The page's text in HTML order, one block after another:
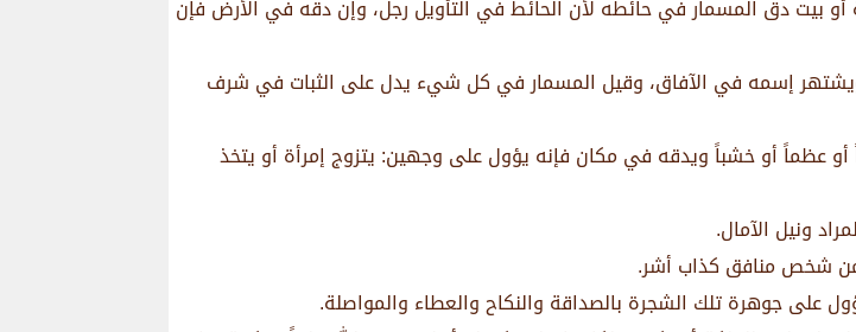
دق المسمار في حائطه لأن الحائط في التأويل رجل، وإن دقه في الأرض فإن
إسمه في الآفاق، وقيل المسمار في كل شيء يدل على الثبات في شرف
عظماً أو خشباً ويدقه في مكان فإنه يؤول على وجهين: يتزوج إمرأة أو يتخذ
ونيل الآمال.
شخص منافق كذاب أشر.
جوهرة تلك الشجرة بالصداقة والنكاح والعطاء والمواصلة.